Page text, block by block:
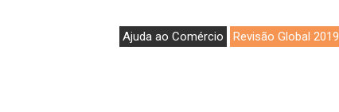
Ajuda ao Comércio Revisão Global 2019